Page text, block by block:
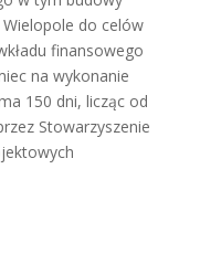
do celów
finansowego
na wykonanie
150 dni, licząc od
Stowarzyszenie